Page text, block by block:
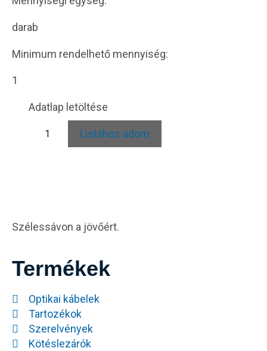
darab
Minimum rendelhető mennyiség:
1
Adatlap letöltése
Listához adom
Szélessávon a jövőért.
Termékek
Optikai kábelek
Tartozékok
Szerelvények
Kötéslezárók